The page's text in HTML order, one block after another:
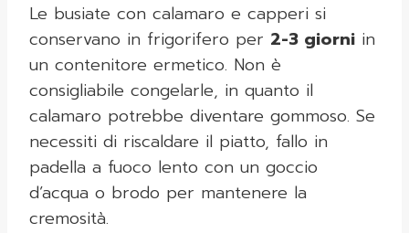
Le busiate con calamaro e capperi si
conservano in frigorifero per 2-3 giorni in
un contenitore ermetico. Non è
consigliabile congelarle, in quanto il
calamaro potrebbe diventare gommoso. Se
necessiti di riscaldare il piatto, fallo in
padella a fuoco lento con un goccio
d’acqua o brodo per mantenere la
cremosità.